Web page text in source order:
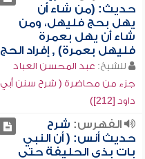
حديث: (من شاء أن
يهل بحج فليهل، ومن
شاء أن يهل بعمرة
فليهل بعمرة) , إفراد الحج
للشيخ: عبد المحسن العباد
جزء من محاضرة ( شرح سنن أبي
داود [212])
الفهرس: شرح
حديث أنس: ( أن النبي
بات بذي الحليفة حتى